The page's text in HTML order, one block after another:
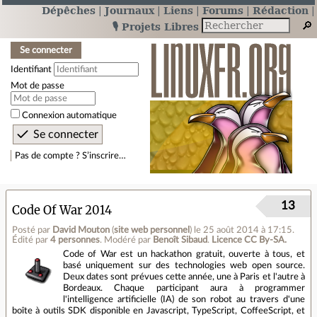
Dépêches Journaux Liens Forums
Rédaction
🎙️ Projets Libres
Se connecter
Identifiant
Mot de passe
Connexion automatique
Pas de compte ? S’inscrire…
Code Of War 2014
Posté par David Mouton (site web personnel ) le 25 août 2014 à 17:15.
Édité par 4 personnes. Modéré par Benoît Sibaud. Licence CC By‑SA.
13
Code of War est un hackathon gratuit, ouverte à tous, et
basé uniquement sur des technologies web open source.
Deux dates sont prévues cette année, une à Paris et l'autre à
Bordeaux. Chaque participant aura à programmer
l'intelligence artificielle (IA) de son robot au travers d'une
boîte à outils SDK disponible en Javascript, TypeScript, CoffeeScript, et